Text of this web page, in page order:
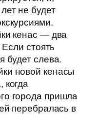
не будет
кенас — два
стоять
будет слева.
новой кенасы
когда
города пришла
перебралась в